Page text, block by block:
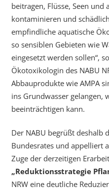
beitragen, Flüsse, Seen und
kontaminieren und
empfindliche aquatische
so sensiblen Gebieten wie
eingesetzt werden sollen“,
Ökotoxikologin des NABU
Abbauprodukte wie AMPA
ins Grundwasser gelangen,
beeinträchtigen kann.
Der NABU begrüßt deshalb
Bundesrates und appelliert
Zuge der derzeitigen
„Reduktionsstrategie
NRW eine deutliche